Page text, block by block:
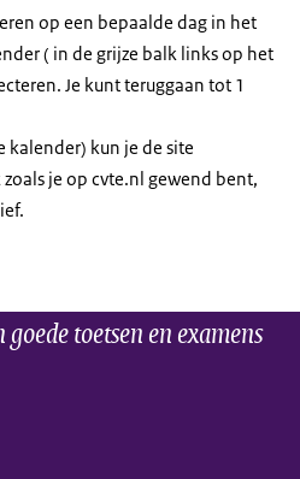
op een bepaalde dag in het
( in de grijze balk links op het
Je kunt teruggaan tot 1
kalender) kun je de site
je op cvte.nl gewend bent,
toetsen en examens